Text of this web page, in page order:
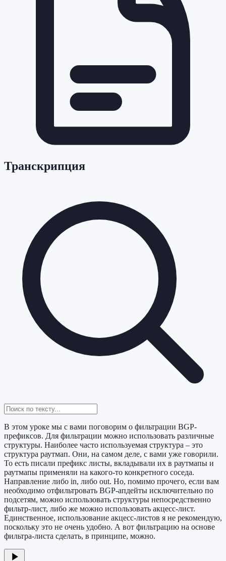
Транскрипция
В этом уроке мы с вами поговорим о фильтрации BGP-
префиксов. Для фильтрации можно использовать различные
структуры. Наиболее часто используемая структура – это
структура раутмап. Они, на самом деле, с вами уже говорили.
То есть писали префикс листы, вкладывали их в раутмапы и
раутмапы применяли на какого-то конкретного соседа.
Направление либо in, либо out. Но, помимо прочего, если вам
необходимо отфильтровать BGP-апдейты исключительно по
подсетям, можно использовать структуры непосредственно
фильтр-лист, либо же можно использовать акцесс-лист.
Единственное, использование акцесс-листов я не рекомендую,
поскольку это не очень удобно. А вот фильтрацию на основе
фильтра-листа сделать, в принципе, можно.